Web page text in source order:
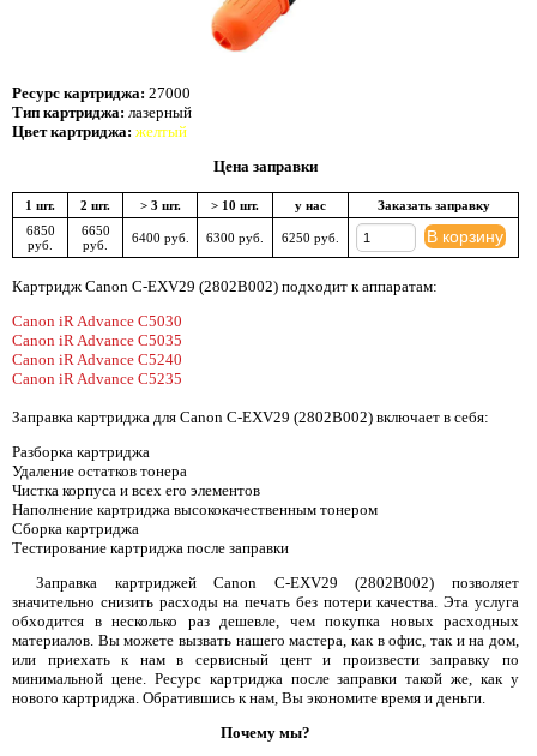
Ресурс картриджа: 27000
Тип картриджа: лазерный
Цвет картриджа: желтый
Цена заправки
1 шт. 2 шт. > 3 шт. > 10 шт. у нас
Заказать заправку
6850
руб.
6650
руб.
6400 руб. 6300 руб. 6250 руб. В корзину
Картридж Canon C-EXV29 (2802B002) подходит к аппаратам:
Canon iR Advance C5030
Canon iR Advance C5035
Canon iR Advance C5240
Canon iR Advance C5235
Заправка картриджа для Canon C-EXV29 (2802B002) включает в себя:
Разборка картриджа
Удаление остатков тонера
Чистка корпуса и всех его элементов
Наполнение картриджа высококачественным тонером
Сборка картриджа
Тестирование картриджа после заправки
Заправка картриджей Canon C-EXV29 (2802B002) позволяет
значительно снизить расходы на печать без потери качества. Эта услуга
обходится в несколько раз дешевле, чем покупка новых расходных
материалов. Вы можете вызвать нашего мастера, как в офис, так и на дом,
или приехать к нам в сервисный цент и произвести заправку по
минимальной цене. Ресурс картриджа после заправки такой же, как у
нового картриджа. Обратившись к нам, Вы экономите время и деньги.
Почему мы?